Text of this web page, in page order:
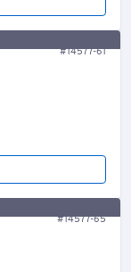
#14577-61
#14577-65